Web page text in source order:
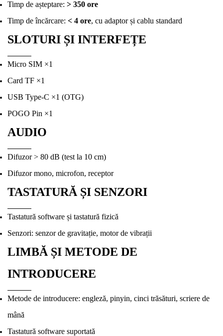
Timp de așteptare: > 350 ore
Timp de încărcare: < 4 ore, cu adaptor și cablu standard
SLOTURI ȘI INTERFEȚE
Micro SIM ×1
Card TF ×1
USB Type-C ×1 (OTG)
POGO Pin ×1
AUDIO
Difuzor > 80 dB (test la 10 cm)
Difuzor mono, microfon, receptor
TASTATURĂ ȘI SENZORI
Tastatură software și tastatură fizică
Senzori: senzor de gravitație, motor de vibrații
LIMBĂ ȘI METODE DE
INTRODUCERE
Metode de introducere: engleză, pinyin, cinci trăsături, scriere de
mână
Tastatură software suportată